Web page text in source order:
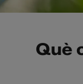
Què